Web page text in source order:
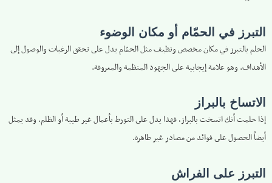
التبرز في الحمّام أو مكان الوضوء
الحلم بالتبرز في مكان مخصص ونظيف مثل الحمّام يدل على تحقق الرغبات والوصول إلى
الأهداف. وهو علامة إيجابية على الجهود المنظمة والمعروفة.
الاتساخ بالبراز
إذا حلمت أنك اتسخت بالبراز، فهذا يدل على التورط بأعمال غير طيبة أو الظلم. وقد يمثل
أيضاً الحصول على فوائد من مصادر غير طاهرة.
التبرز على الفراش